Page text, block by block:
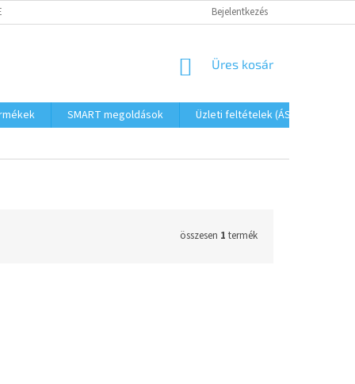
FOGYASZTÓVÉDELMI TÁJÉKOZTATÓ JOGI NYILATKOZAT
Bejelentkezés
KOSÁR
Üres kosár
SMART megoldások Üzleti feltételek (ÁSZF)
összesen 1 termék